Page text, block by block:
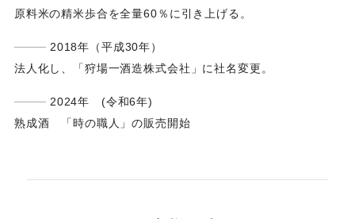
原料米の精米歩合を全量60％に引き上げる。
2018年（平成30年）
法人化し、「狩場一酒造株式会社」に社名変更。
2024年 (令和6年)
熟成酒 「時の職人」の販売開始